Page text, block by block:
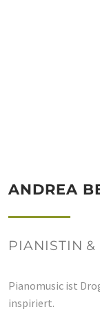
ANDREA
PIANISTIN
Pianomusic ist
inspiriert.